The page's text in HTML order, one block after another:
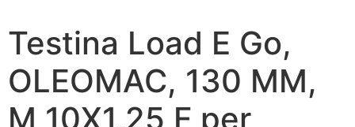
Testina Load E Go,
OLEOMAC, 130 MM,
M 10X1,25 F per